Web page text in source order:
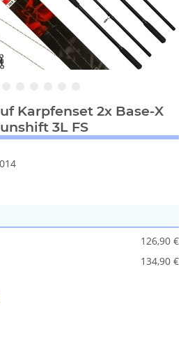
Karpfenset 2x Base-X
3L FS
126,90 €
134,90 €